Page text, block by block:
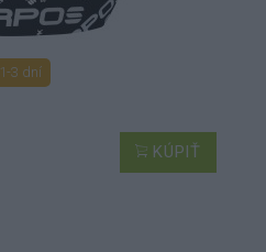
1-3 dní
KÚPIŤ